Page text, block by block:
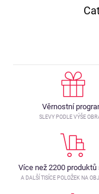
Věrnostní
SLEVY PODLE VÝŠE
Více než 2200
A DALŠÍ TISÍCE POLOŽEK NA